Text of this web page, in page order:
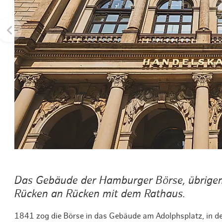
Routen &
Historisches
Grüne
Erlebnis,
Das Gebäude der Hamburger Börse,
Rücken an Rücken mit dem Rathaus.
1841 zog die Börse in das Gebäude am Adolphsplatz, in